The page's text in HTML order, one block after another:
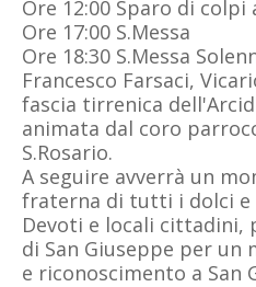
Ore 12:00 Sparo di colpi
Ore 17:00 S.Messa
Ore 18:30 S.Messa
Francesco Farsaci,
fascia tirrenica
animata dal coro
S.Rosario.
A seguire avverrà un
fraterna di tutti i dolci e
Devoti e locali cittadini,
di San Giuseppe per un
e riconoscimento a San